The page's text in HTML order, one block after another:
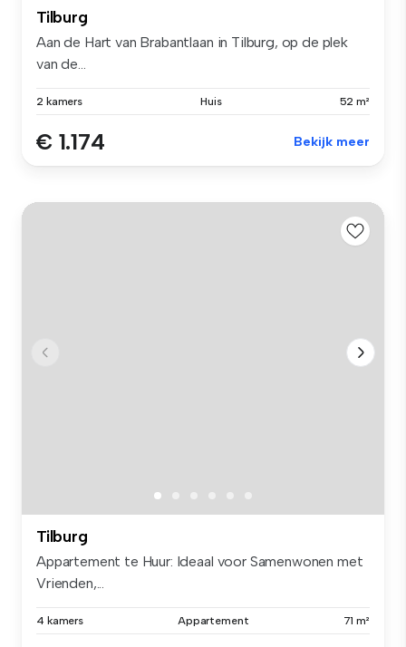
Tilburg
Aan de Hart van Brabantlaan in Tilburg, op de plek
van de...
2 kamers Huis 52 m²
€ 1.174 Bekijk meer
Tilburg
Appartement te Huur: Ideaal voor Samenwonen met
Vrienden,...
4 kamers Appartement 71 m²